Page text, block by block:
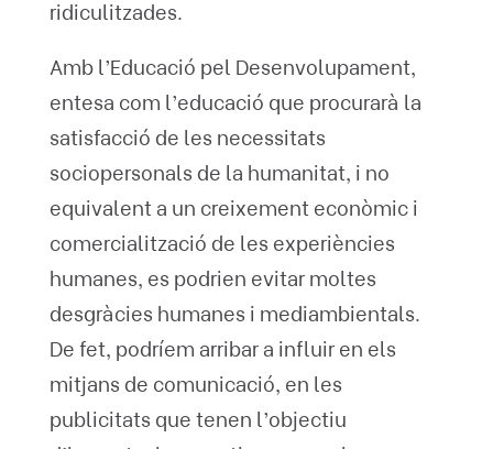
ridiculitzades.
Amb l’Educació pel Desenvolupament,
entesa com l’educació que procurarà la
satisfacció de les necessitats
sociopersonals de la humanitat, i no
equivalent a un creixement econòmic i
comercialització de les experiències
humanes, es podrien evitar moltes
desgràcies humanes i mediambientals.
De fet, podríem arribar a influir en els
mitjans de comunicació, en les
publicitats que tenen l’objectiu